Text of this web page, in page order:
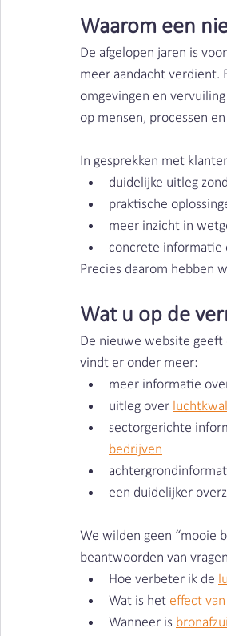
Waarom een
De afgelopen jaren is
meer aandacht verdient.
omgevingen en
op mensen, processen
In gesprekken met
duidelijke uitleg
praktische
meer inzicht in
concrete informatie
Precies daarom hebben
Wat u op de
De nieuwe website
vindt er onder meer:
meer informatie
uitleg over
sectorgerichte
bedrijven
een duidelijker
We wilden geen “mooie
beantwoorden van
Hoe verbeter ik de
Wat is het effect
Wanneer is